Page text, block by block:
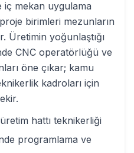
mekan uygulama
birimleri mezunların
Üretimin yoğunlaştığı
CNC operatörlüğü ve
öne çıkar; kamu
kadroları için
hattı teknikerliği
programlama ve